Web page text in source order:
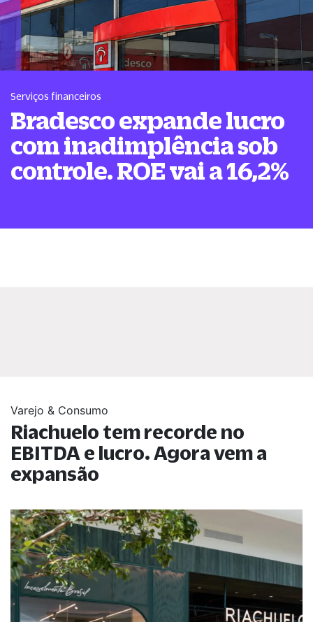
Serviços financeiros
Bradesco expande lucro
com inadimplência sob
controle. ROE vai a 16,2%
Varejo & Consumo
Riachuelo tem recorde no
EBITDA e lucro. Agora vem a
expansão